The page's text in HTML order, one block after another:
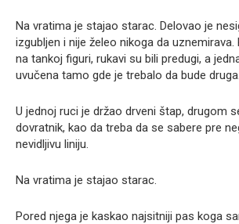
Na vratima je stajao starac. Delovao je
izgubljen i nije želeo nikoga da
na tankoj figuri, rukavi su bili predugi, a
uvučena tamo gde je trebalo da bude druga.
U jednoj ruci je držao drveni štap, drugom
dovratnik, kao da treba da se sabere pre
nevidljivu liniju.
Na vratima je stajao starac.
Pored njega je kaskao najsitniji pas koga